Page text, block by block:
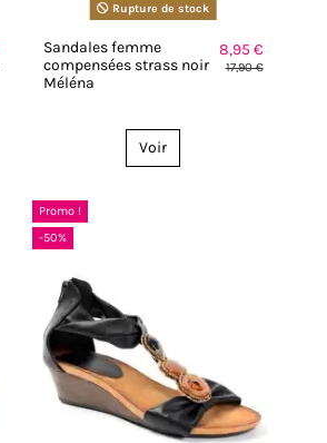
Rupture de stock
Sandales femme
compensées strass noir
Méléna
8,95 €
17,90 €
Voir
Promo !
-50%